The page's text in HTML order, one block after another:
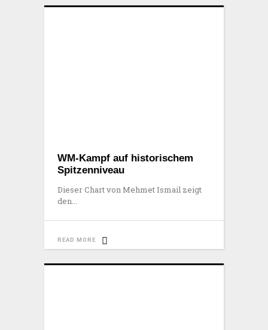
WM-Kampf auf historischem
Spitzenniveau
Dieser Chart von Mehmet Ismail zeigt
den
READ MORE